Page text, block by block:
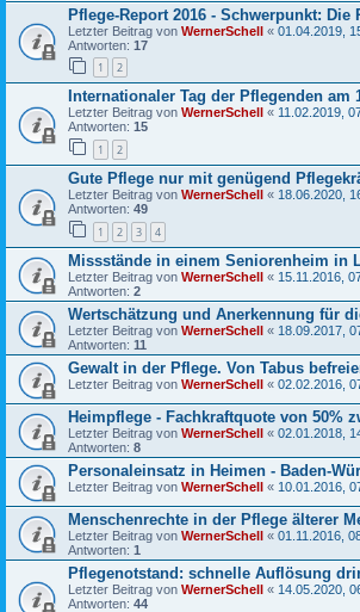
Pflege-Report 2016 - Schwerpunkt:
Letzter Beitrag von WernerSchell « 01.04.2019,
Antworten: 17
1 2
Internationaler Tag der Pflegenden am
Letzter Beitrag von WernerSchell « 11.02.2019,
Antworten: 15
1 2
Gute Pflege nur mit genügend
Letzter Beitrag von WernerSchell « 18.06.2020,
Antworten: 49
1 2 3 4
Missstände in einem Seniorenheim in
Letzter Beitrag von WernerSchell « 15.11.2016,
Antworten: 2
Wertschätzung und Anerkennung für
Letzter Beitrag von WernerSchell « 18.09.2017,
Antworten: 11
Gewalt in der Pflege. Von Tabus
Letzter Beitrag von WernerSchell « 02.02.2016,
Heimpflege - Fachkraftquote von 50%
Letzter Beitrag von WernerSchell « 02.01.2018,
Antworten: 8
Personaleinsatz in Heimen - Baden-
Letzter Beitrag von WernerSchell « 10.01.2016,
Menschenrechte in der Pflege älterer
Letzter Beitrag von WernerSchell « 01.11.2016,
Antworten: 1
Pflegenotstand: schnelle Auflösung
Letzter Beitrag von WernerSchell « 14.05.2020,
Antworten: 44